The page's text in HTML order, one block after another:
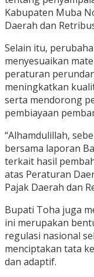
Kabupaten Muba
Daerah dan
Selain itu,
menyesuaikan
peraturan
meningkatkan
serta mendorong
pembiayaan
“Alhamdulillah,
bersama laporan
terkait hasil
atas Peraturan
Pajak Daerah dan
Bupati Toha juga
ini merupakan
regulasi nasional
menciptakan tata
dan adaptif.